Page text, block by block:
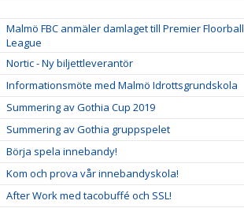
Malmö FBC anmäler damlaget till Premier Floorball
League
Nortic - Ny biljettleverantör
Informationsmöte med Malmö Idrottsgrundskola
Summering av Gothia Cup 2019
Summering av Gothia gruppspelet
Börja spela innebandy!
Kom och prova vår innebandyskola!
After Work med tacobuffé och SSL!